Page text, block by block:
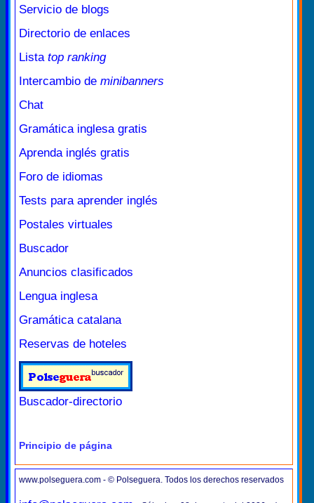
Servicio de blogs
Directorio de enlaces
Lista top ranking
Intercambio de minibanners
Chat
Gramática inglesa gratis
Aprenda inglés gratis
Foro de idiomas
Tests para aprender inglés
Postales virtuales
Buscador
Anuncios clasificados
Lengua inglesa
Gramática catalana
Reservas de hoteles
Buscador-directorio
Principio de página
www.polseguera.com - © Polseguera. Todos los derechos reservados